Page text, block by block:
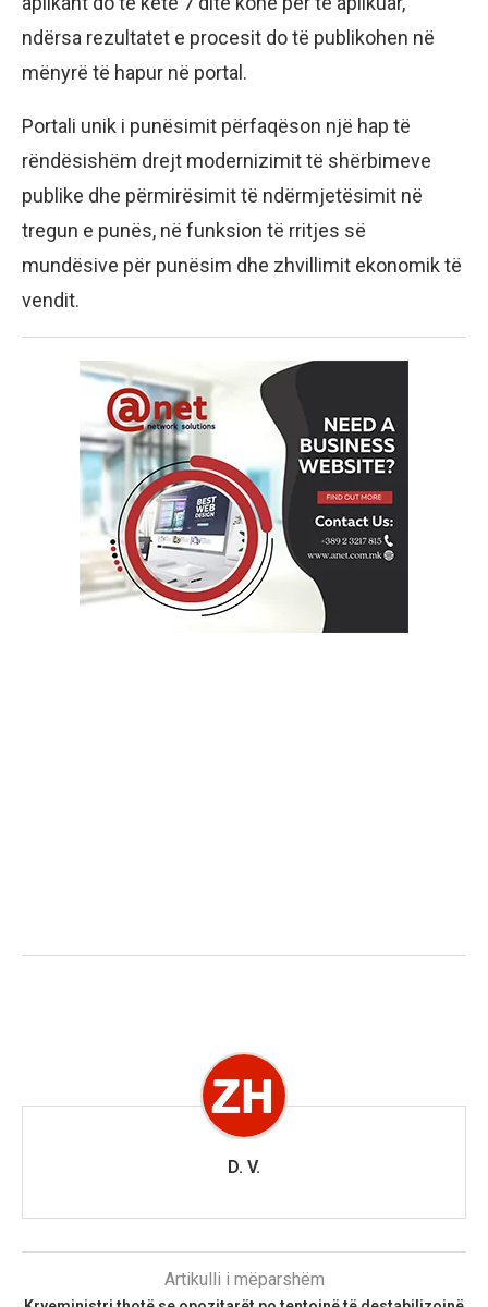
ndërsa rezultatet e procesit do të publikohen në
mënyrë të hapur në portal.
Portali unik i punësimit përfaqëson një hap të
rëndësishëm drejt modernizimit të shërbimeve
publike dhe përmirësimit të ndërmjetësimit në
tregun e punës, në funksion të rritjes së
mundësive për punësim dhe zhvillimit ekonomik të
vendit.
D. V.
Artikulli i mëparshëm